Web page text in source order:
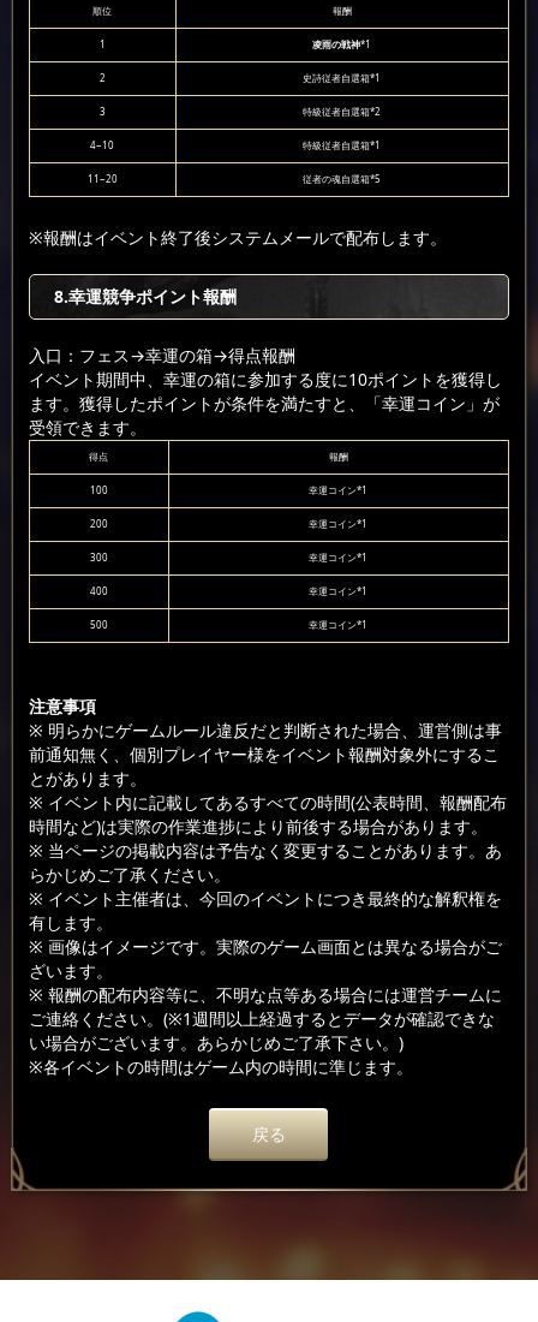
順位 報酬
1 凌雨の戦神*1
2 史詩従者自選箱*1
3 特級従者自選箱*2
4~10 特級従者自選箱*1
11~20 従者の魂自選箱*5
※報酬はイベント終了後システムメールで配布します。
8.幸運競争ポイント報酬
入口：フェス→幸運の箱→得点報酬
イベント期間中、幸運の箱に参加する度に10ポイントを獲得し
ます。獲得したポイントが条件を満たすと、「幸運コイン」が
受領できます。
得点 報酬
100 幸運コイン*1
200 幸運コイン*1
300 幸運コイン*1
400 幸運コイン*1
500 幸運コイン*1
注意事項
※ 明らかにゲームルール違反だと判断された場合、運営側は事
前通知無く、個別プレイヤー様をイベント報酬対象外にするこ
とがあります。
※ イベント内に記載してあるすべての時間(公表時間、報酬配布
時間など)は実際の作業進捗により前後する場合があります。
※ 当ページの掲載内容は予告なく変更することがあります。あ
らかじめご了承ください。
※ イベント主催者は、今回のイベントにつき最終的な解釈権を
有します。
※ 画像はイメージです。実際のゲーム画面とは異なる場合がご
ざいます。
※ 報酬の配布内容等に、不明な点等ある場合には運営チームに
ご連絡ください。(※1週間以上経過するとデータが確認できな
い場合がございます。あらかじめご了承下さい。)
※各イベントの時間はゲーム内の時間に準じます。
戻る